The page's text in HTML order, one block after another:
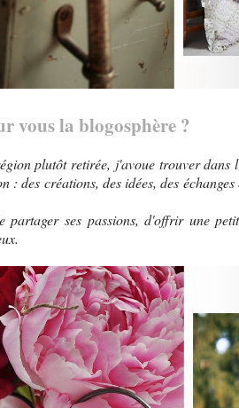
vous la blogosphère ?
plutôt retirée, j'avoue trouver dans
: des créations, des idées, des
partager ses passions, d'offrir une